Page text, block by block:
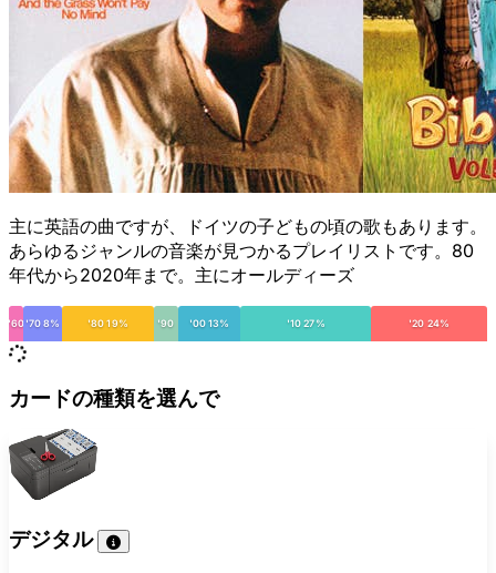
主に英語の曲ですが、ドイツの子どもの頃の歌もあります。
あらゆるジャンルの音楽が見つかるプレイリストです。80
年代から2020年まで。主にオールディーズ
'60 '70 8% '80 19% '90 '00 13% '10 27% '20 24%
カードの種類を選んで
デジタル